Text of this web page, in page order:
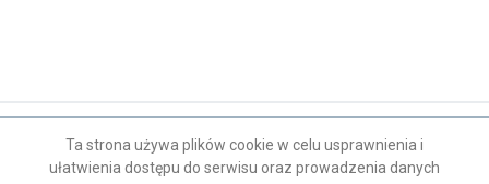
Kontakt
Ta strona używa plików cookie w celu usprawnienia i
ułatwienia dostępu do serwisu oraz prowadzenia danych